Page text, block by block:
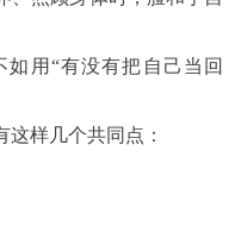
用“有没有把自己当回
样几个共同点：